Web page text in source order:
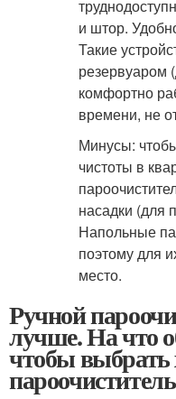
и штор.
Такие
резервуаром
комфортно
времени, не
Минусы:
чистоты в
насадки (для
Напольные
поэтому для
место.
Ручной
лучше. На что
чтобы